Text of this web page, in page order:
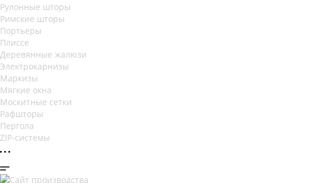
Рулонные шторы
Римские шторы
Портьеры
Плиссе
Деревянные жалюзи
Электрокарнизы
Маркизы
Мягкие окна
Москитные сетки
Рафшторы
Пергола
ZIP-системы